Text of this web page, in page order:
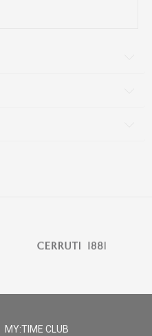
MY:TIME CLUB